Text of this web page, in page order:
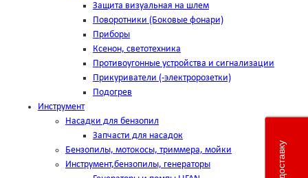
Защита визуальная на шлем
Поворотники (Боковые фонари)
Приборы
Ксенон, светотехника
Противоугонные устройства и сигнализации
Прикуриватели (-электророзетки)
Подогрев
Инструмент
Насадки для бензопил
Запчасти для насадок
Бензопилы, мотокосы, триммера, мойки
Инструмент,бензопилы, генераторы